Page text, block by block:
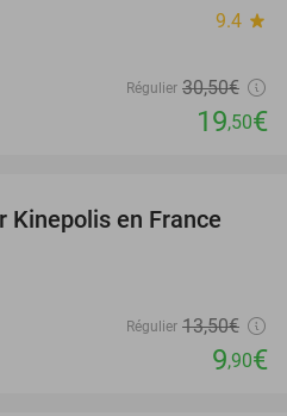
9.4 star
Régulier 30,50€
19,50€
27%
Kinepolis en France
Régulier 13,50€
9,90€